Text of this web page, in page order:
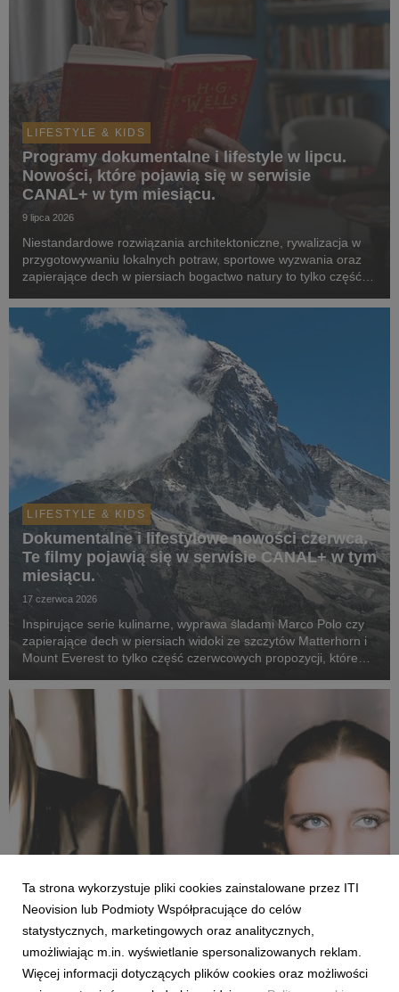
LIFESTYLE & KIDS
Programy dokumentalne i lifestyle w lipcu.
Nowości, które pojawią się w serwisie
CANAL+ w tym miesiącu.
9 lipca 2026
Niestandardowe rozwiązania architektoniczne, rywalizacja w
przygotowywaniu lokalnych potraw, sportowe wyzwania oraz
zapierające dech w piersiach bogactwo natury to tylko część z
w serwisie w lipcu.
LIFESTYLE & KIDS
Dokumentalne i lifestylowe nowości czerwca.
Te filmy pojawią się w serwisie CANAL+ w tym
miesiącu.
17 czerwca 2026
Inspirujące serie kulinarne, wyprawa śladami Marco Polo czy
zapierające dech w piersiach widoki ze szczytów Matterhorn i
Mount Everest to tylko część czerwcowych propozycji, które
LIFESTYLE & KIDS
Dokumenty i programy lifestyle, które pojawiły
się w maju w CANAL+.
27 maja 2026
Ta strona wykorzystuje pliki cookies zainstalowane przez ITI
Neovision lub Podmioty Współpracujące do celów
statystycznych, marketingowych oraz analitycznych,
umożliwiając m.in. wyświetlanie spersonalizowanych reklam.
Więcej informacji dotyczących plików cookies oraz możliwości